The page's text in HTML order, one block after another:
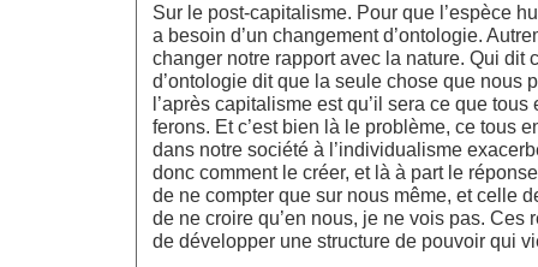
Sur le post-capitalisme. Pour que l’espèce
a besoin d’un changement d’ontologie.
changer notre rapport avec la nature. Qui dit
d’ontologie dit que la seule chose que nous
l’après capitalisme est qu’il sera ce que
ferons. Et c’est bien là le problème, ce tous
dans notre société à l’individualisme
donc comment le créer, et là à part le
de ne compter que sur nous même, et celle
de ne croire qu’en nous, je ne vois pas. Ces
de développer une structure de pouvoir qui